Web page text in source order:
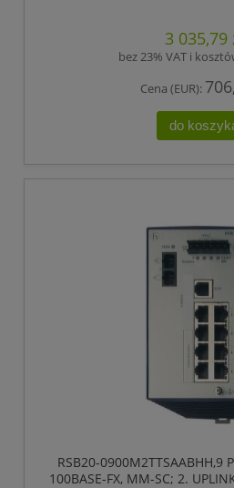
3 035,79
bez 23% VAT i
Cena (EUR):
do
RSB20-0900M2TTSAABHH,9
100BASE-FX, MM-SC; 2.